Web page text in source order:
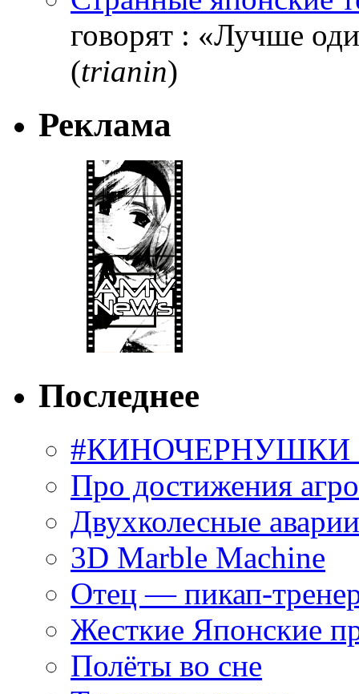
говорят : «Лучше
(trianin)
Реклама
Последнее
#КИНОЧЕРНУШКИ
Про достижения
Двухколесные
3D Marble Machine
Отец — пикап-
Жесткие Японские
Полёты во сне